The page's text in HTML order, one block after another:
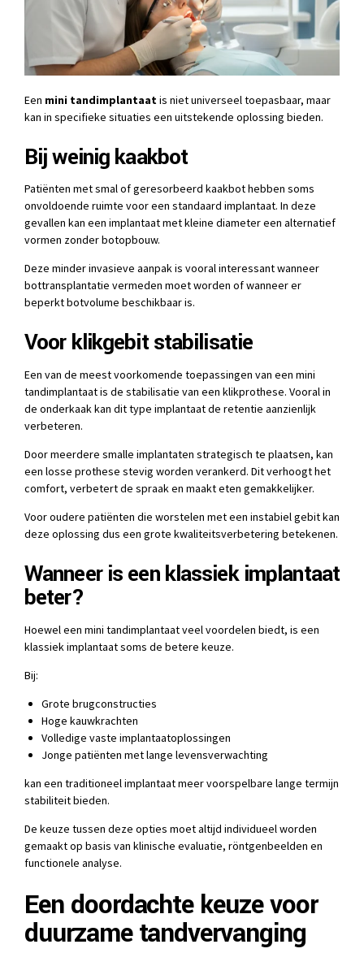
Een mini tandimplantaatis niet universeel toepasbaar, maar
kan in specifieke situaties een uitstekende oplossing bieden.
Bij weinig kaakbot
Patiënten met smal of geresorbeerd kaakbot hebben soms
onvoldoende ruimte voor een standaard implantaat. In deze
gevallen kan een implantaat met kleine diameter een alternatief
vormen zonder botopbouw.
Deze minder invasieve aanpak is vooral interessant wanneer
bottransplantatie vermeden moet worden of wanneer er
beperkt botvolume beschikbaar is.
Voor klikgebit stabilisatie
Een van de meest voorkomende toepassingen van een mini
tandimplantaat is de stabilisatie van een klikprothese. Vooral in
de onderkaak kan dit type implantaat de retentie aanzienlijk
verbeteren.
Door meerdere smalle implantaten strategisch te plaatsen, kan
een losse prothese stevig worden verankerd. Dit verhoogt het
comfort, verbetert de spraak en maakt eten gemakkelijker.
Voor oudere patiënten die worstelen met een instabiel gebit kan
deze oplossing dus een grote kwaliteitsverbetering betekenen.
Wanneer is een klassiek implantaat
beter?
Hoewel een mini tandimplantaat veel voordelen biedt, is een
klassiek implantaat soms de betere keuze.
Bij:
Grote brugconstructies
Hoge kauwkrachten
Volledige vaste implantaatoplossingen
Jonge patiënten met lange levensverwachting
kan een traditioneel implantaat meer voorspelbare lange termijn
stabiliteit bieden.
De keuze tussen deze opties moet altijd individueel worden
gemaakt op basis van klinische evaluatie, röntgenbeelden en
functionele analyse.
Een doordachte keuze voor
duurzame tandvervanging